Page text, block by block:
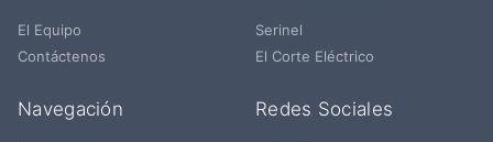
El Equipo
Contáctenos
Serinel
El Corte Eléctrico
Navegación Redes Sociales